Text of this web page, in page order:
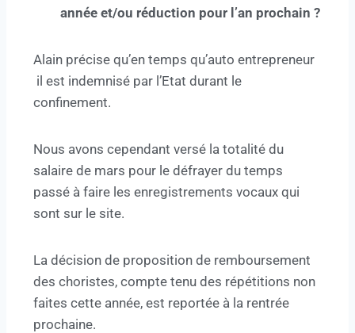
année et/ou réduction pour l’an prochain ?
Alain précise qu’en temps qu’auto entrepreneur
il est indemnisé par l’Etat durant le
confinement.
Nous avons cependant versé la totalité du
salaire de mars pour le défrayer du temps
passé à faire les enregistrements vocaux qui
sont sur le site.
La décision de proposition de remboursement
des choristes, compte tenu des répétitions non
faites cette année, est reportée à la rentrée
prochaine.